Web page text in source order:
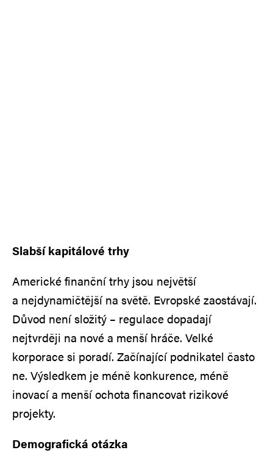
Slabší kapitálové trhy
Americké finanční trhy jsou největší
a nejdynamičtější na světě. Evropské zaostávají.
Důvod není složitý – regulace dopadají
nejtvrději na nové a menší hráče. Velké
korporace si poradí. Začínající podnikatel často
ne. Výsledkem je méně konkurence, méně
inovací a menší ochota financovat rizikové
projekty.
Demografická otázka